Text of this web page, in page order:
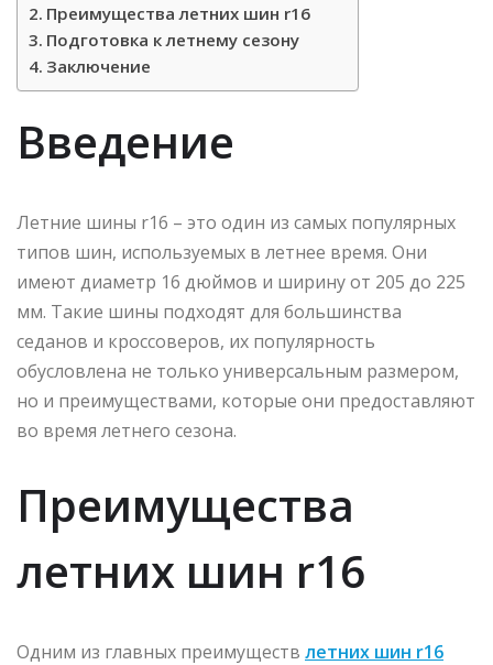
Преимущества летних шин r16
Подготовка к летнему сезону
Заключение
Введение
Летние шины r16 – это один из самых популярных
типов шин, используемых в летнее время. Они
имеют диаметр 16 дюймов и ширину от 205 до 225
мм. Такие шины подходят для большинства
седанов и кроссоверов, их популярность
обусловлена не только универсальным размером,
но и преимуществами, которые они предоставляют
во время летнего сезона.
Преимущества
летних шин r16
Одним из главных преимуществ летних шин r16